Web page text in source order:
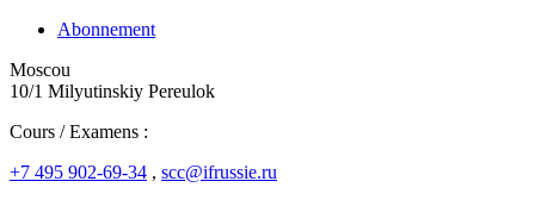
Abonnement
Moscou
10/1 Milyutinskiy Pereulok
Cours / Examens :
+7 495 902-69-34 , scc@ifrussie.ru